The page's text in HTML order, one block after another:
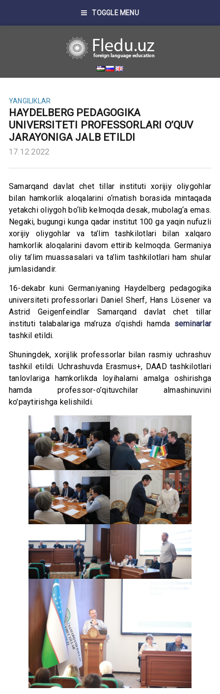
TOGGLE MENU
YANGILIKLAR
HAYDELBERG PEDAGOGIKA
UNIVERSITETI PROFESSORLARI O’QUV
JARAYONIGA JALB ETILDI
17.12.2022
Samarqand davlat chet tillar instituti xorijiy oliygohlar
bilan hamkorlik aloqalarini o‘rnatish borasida mintaqada
yetakchi oliygoh bo‘lib kelmoqda desak, mubolag‘a emas.
Negaki, bugungi kunga qadar institut 100 ga yaqin nufuzli
xorijiy oliygohlar va ta’lim tashkilotlari bilan xalqaro
hamkorlik aloqalarini davom ettirib kelmoqda. Germaniya
oliy ta’lim muassasalari va ta’lim tashkilotlari ham shular
jumlasidandir.
16-dekabr kuni Germaniyaning Haydelberg pedagogika
universiteti professorlari Daniel Sherf, Hans Lösener va
Astrid Geigenfeindlar Samarqand davlat chet tillar
instituti talabalariga ma’ruza o’qishdi hamda seminarlar
tashkil etildi.
Shuningdek, xorijlik professorlar bilan rasmiy uchrashuv
tashkil etildi. Uchrashuvda Erasmus+, DAAD tashkilotlari
tanlovlariga hamkorlikda loyihalarni amalga oshirishga
hamda professor-o’qituvchilar almashinuvini
ko’paytirishga kelishildi.